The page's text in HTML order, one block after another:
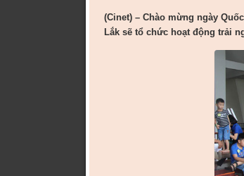
(Cinet) – Chào mừng ngày
Lắk sẽ tổ chức hoạt động trải